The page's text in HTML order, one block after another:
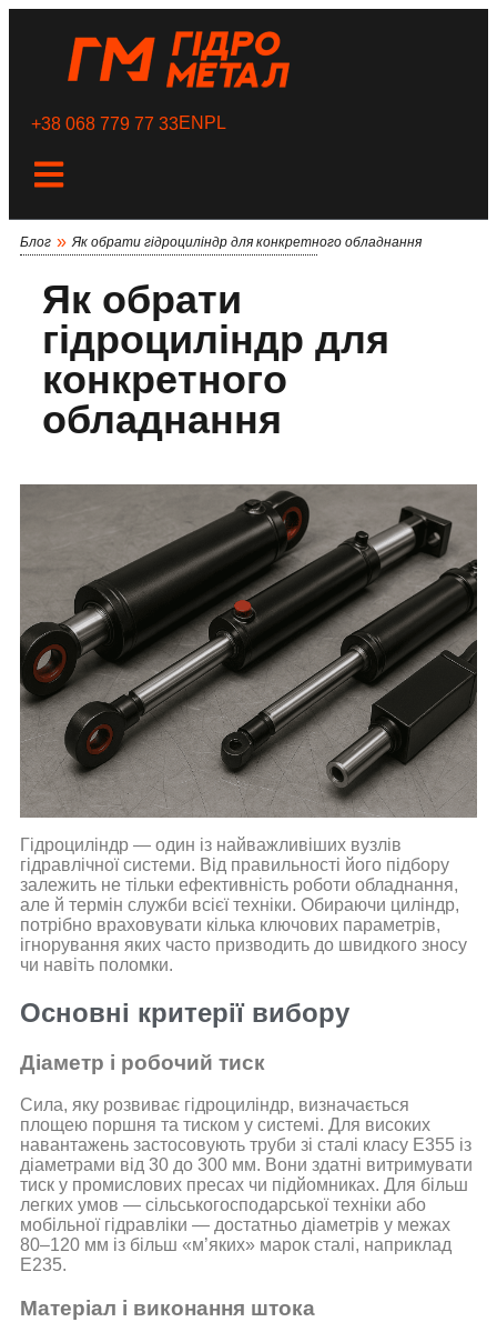
+38 068 779 77 33EN PL
Блог » Як обрати гідроциліндр для конкретного обладнання
Як обрати
гідроциліндр для
конкретного
обладнання
Гідроциліндр — один із найважливіших вузлів
гідравлічної системи. Від правильності його підбору
залежить не тільки ефективність роботи обладнання,
але й термін служби всієї техніки. Обираючи циліндр,
потрібно враховувати кілька ключових параметрів,
ігнорування яких часто призводить до швидкого зносу
чи навіть поломки.
Основні критерії вибору
Діаметр і робочий тиск
Сила, яку розвиває гідроциліндр, визначається
площею поршня та тиском у системі. Для високих
навантажень застосовують труби зі сталі класу E355 із
діаметрами від 30 до 300 мм. Вони здатні витримувати
тиск у промислових пресах чи підйомниках. Для більш
легких умов — сільськогосподарської техніки або
мобільної гідравліки — достатньо діаметрів у межах
80–120 мм із більш «м’яких» марок сталі, наприклад
E235.
Матеріал і виконання штока